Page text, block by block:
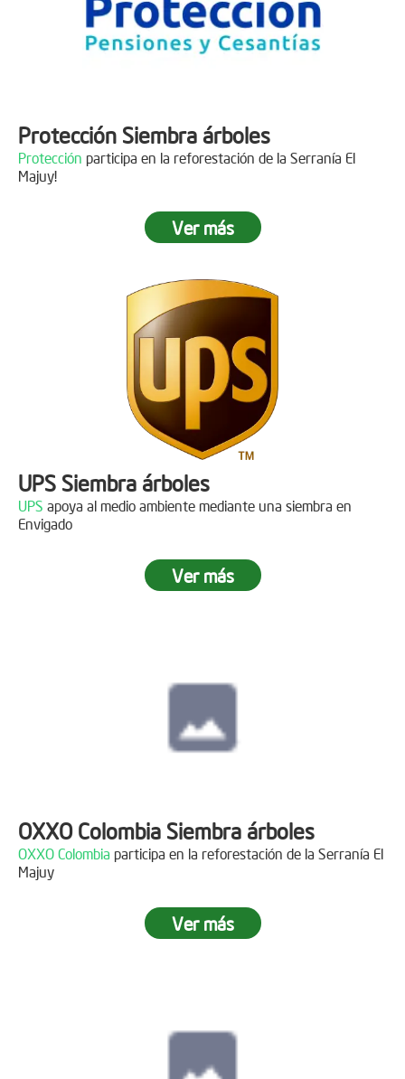
DINISSANpor plantar 400 árboles en el páramo de
Protección Siembra árboles
Protección participa en la reforestación de la Serranía El
Majuy!
Ver más
UPS Siembra árboles
UPS apoya al medio ambiente mediante una siembra en
Envigado
Ver más
OXXO Colombia Siembra árboles
OXXO Colombia participa en la reforestación de la Serranía El
Majuy
Ver más